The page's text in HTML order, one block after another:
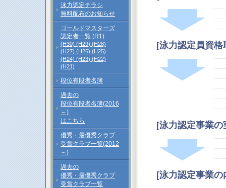
[泳力認定員資
[泳力認定事業の
[泳力認定事業の
泳力認定チラシ
無料配布のお知らせ
ゴールドマスターズ
認定者一覧 (R1)
(H30) (H29) (H28)
(H27) (H26) (H25)
(H24) (H23) (H22)
(H21)
段位有段者名簿
過去の
段位有段者名簿(2016
～)
はこちら
優秀・最優秀クラブ
受賞クラブ一覧(2012
～)
過去の
優秀・最優秀クラブ
受賞クラブ一覧